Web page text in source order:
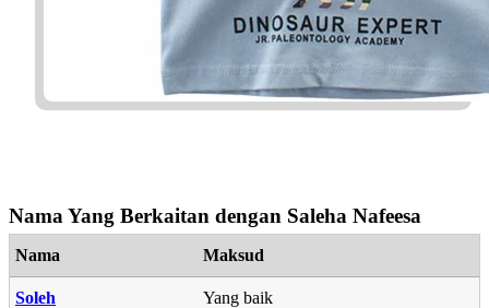
Nama Yang Berkaitan dengan Saleha Nafeesa
Nama Maksud
Soleh Yang baik